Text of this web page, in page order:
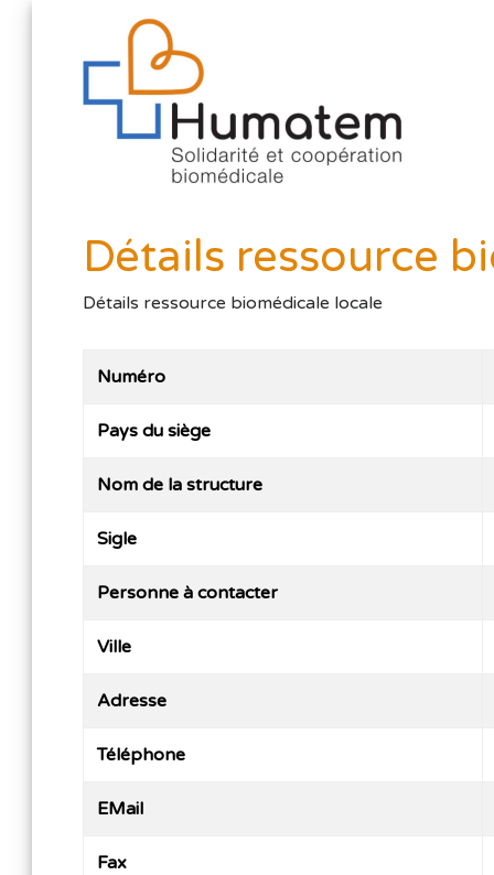
Détails ressource
Détails ressource biomédicale locale
Numéro
Pays du siège
Nom de la structure
Sigle
Personne à contacter
Ville
Adresse
Téléphone
EMail
Fax